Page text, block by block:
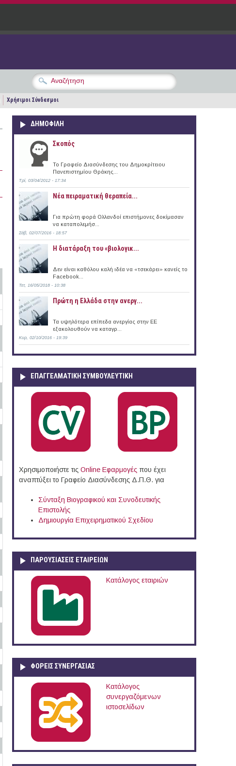
Χρήσιμοι Σύνδεσμοι
ΔΗΜΟΦΙΛΗ
Σκοπός
Το Γραφείο Διασύνδεσης του Δημοκρίτειου
Πανεπιστημίου Θράκης...
Τρί, 03/04/2012 - 17:34
Νέα πειραματική θεραπεία...
Για πρώτη φορά Ολλανδοί επιστήμονες δοκίμασαν
να καταπολεμήσ...
Σάβ, 02/07/2016 - 18:57
Η διατάραξη του «βιολογικ...
Δεν είναι καθόλου καλή ιδέα να «τσεκάρει» κανείς το
Facebook...
Τετ, 16/05/2018 - 10:38
Πρώτη η Ελλάδα στην ανεργ...
Τα υψηλότερα επίπεδα ανεργίας στην ΕΕ
εξακολουθούν να καταγρ...
Κυρ, 02/10/2016 - 19:39
ΕΠΑΓΓΕΛΜΑΤΙΚΉ ΣΥΜΒΟΥΛΕΥΤΙΚΉ
Χρησιμοποιήστε τις Online Eφαρμογές που έχει
αναπτύξει το Γραφείο Διασύνδεσης Δ.Π.Θ. για
Σύνταξη Βιογραφικού και Συνοδευτικής
Επιστολής
Δημιουργία Επιχειρηματικού Σχεδίου
ΠΑΡΟΥΣΙΆΣΕΙΣ ΕΤΑΙΡΕΙΏΝ
Κατάλογος εταιριών
ΦΟΡΕΙΣ ΣΥΝΕΡΓΑΣΙΑΣ
Κατάλογος
συνεργαζόμενων
ιστοσελίδων